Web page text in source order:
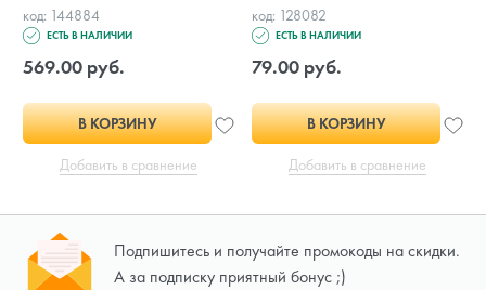
код: 144884
ЕСТЬ В НАЛИЧИИ
569.00 руб.
В КОРЗИНУ
Добавить в сравнение
код: 128082
ЕСТЬ В НАЛИЧИИ
79.00 руб.
В КОРЗИНУ
Добавить в сравнение
Подпишитесь и получайте промокоды на скидки.
А за подписку приятный бонус ;)